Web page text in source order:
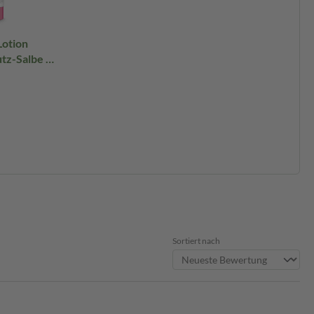
Salbe 1
Sortiert nach